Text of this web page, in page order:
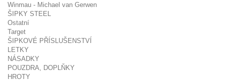
Winmau - Michael van Gerwen
ŠIPKY STEEL
Ostatní
Target
ŠIPKOVÉ PŘÍSLUŠENSTVÍ
LETKY
NÁSADKY
POUZDRA, DOPLŇKY
HROTY